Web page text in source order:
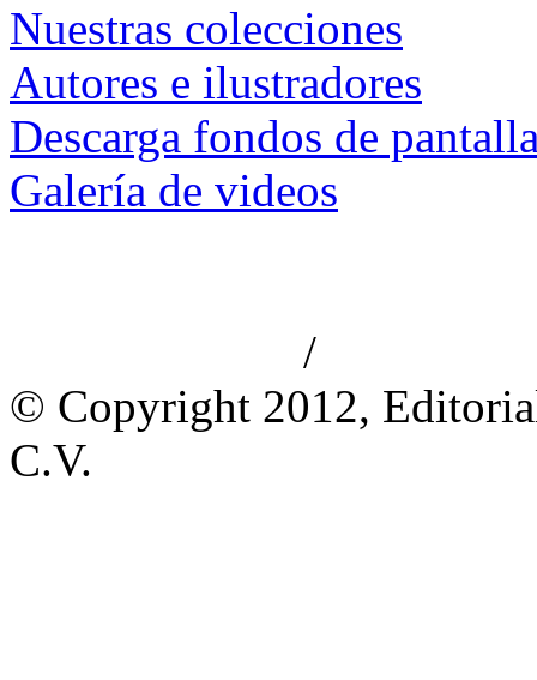
Nuestras colecciones
Autores e ilustradores
Descarga fondos de
Galería de videos
/
© Copyright 2012,
C.V.